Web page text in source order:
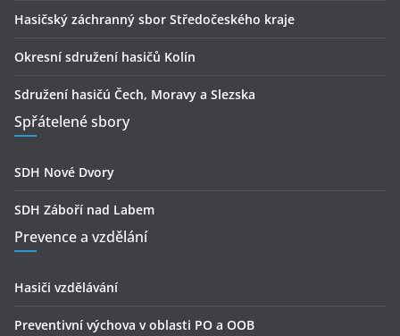
Hasičský záchranný sbor Středočeského kraje
Okresní sdružení hasičů Kolín
Sdružení hasičú Čech, Moravy a Slezska
Spřátelené sbory
SDH Nové Dvory
SDH Záboří nad Labem
Prevence a vzdělání
Hasiči vzdělávání
Preventivní výchova v oblasti PO a OOB